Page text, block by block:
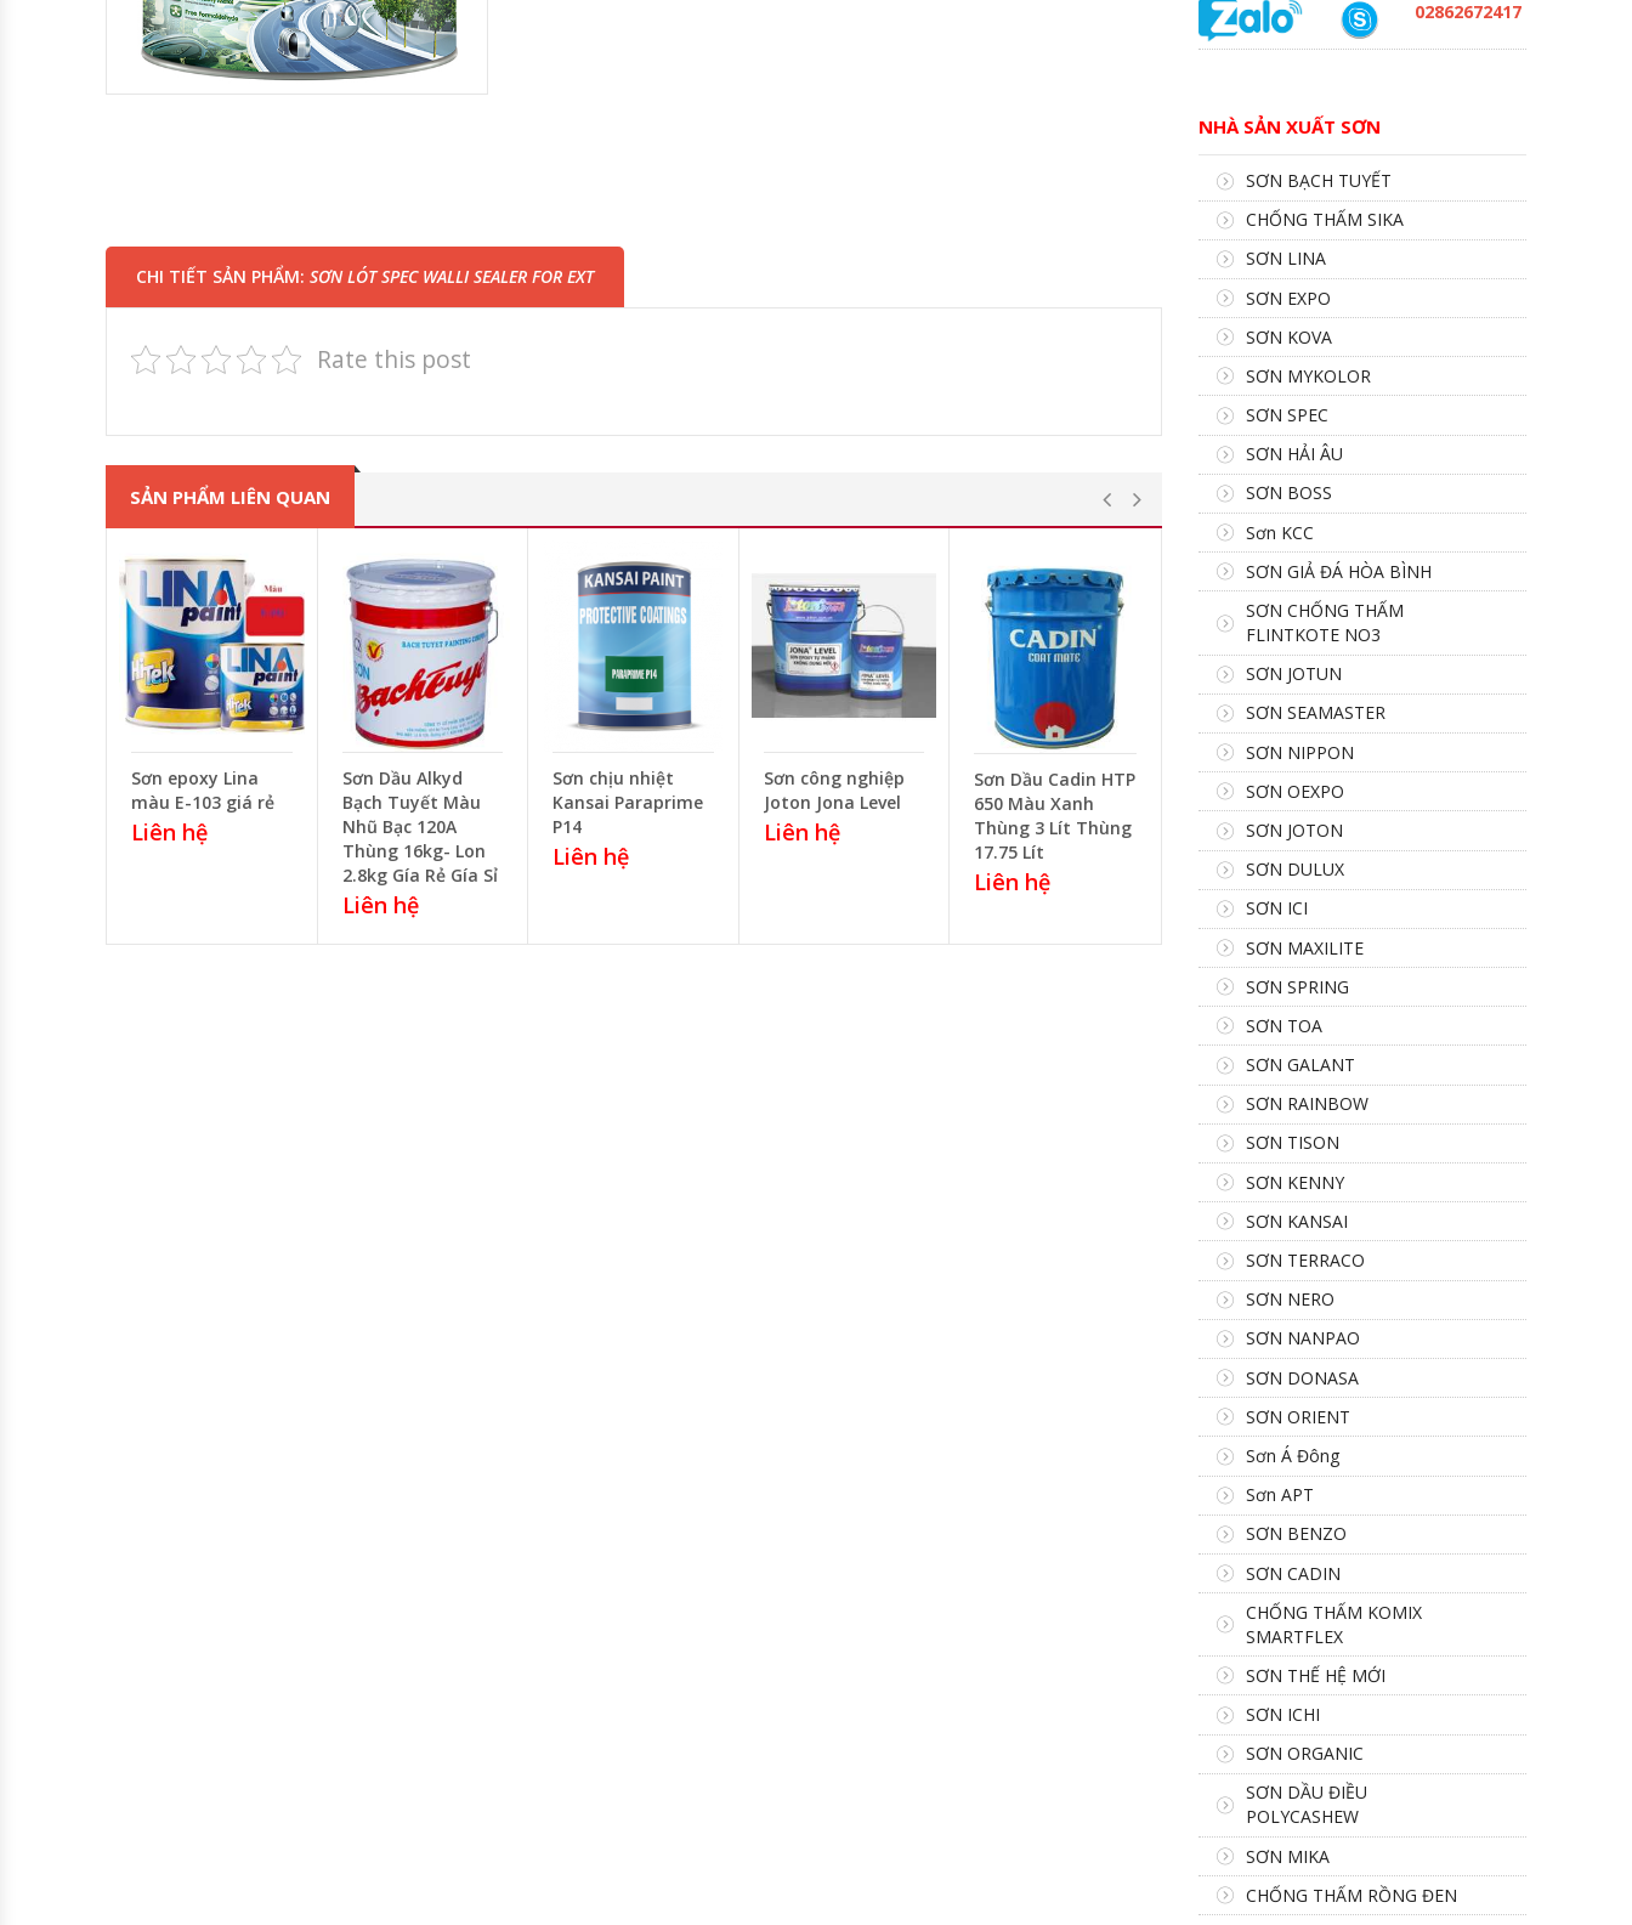
CHI TIẾT SẢN PHẨM: SƠN LÓT SPEC WALLI SEALER FOR EXT
Rate this post
SẢN PHẨM LIÊN QUAN
Sơn epoxy Lina
màu E-103 giá rẻ
Liên hệ
Sơn Dầu Alkyd
Bạch Tuyết Màu
Nhũ Bạc 120A
Thùng 16kg- Lon
2.8kg Gía Rẻ Gía Sỉ
Liên hệ
Sơn chịu nhiệt
Kansai Paraprime
P14
Liên hệ
Sơn công nghiệp
Joton Jona Level
Liên hệ
Sơn Dầu Cadin HTP
650 Màu Xanh
Thùng 3 Lít Thùng
17.75 Lít
Liên hệ
02862672417
NHÀ SẢN XUẤT SƠN
SƠN BẠCH TUYẾT
CHỐNG THẤM SIKA
SƠN LINA
SƠN EXPO
SƠN KOVA
SƠN MYKOLOR
SƠN SPEC
SƠN HẢI ÂU
SƠN BOSS
Sơn KCC
SƠN GIẢ ĐÁ HÒA BÌNH
SƠN CHỐNG THẤM
FLINTKOTE NO3
SƠN JOTUN
SƠN SEAMASTER
SƠN NIPPON
SƠN OEXPO
SƠN JOTON
SƠN DULUX
SƠN ICI
SƠN MAXILITE
SƠN SPRING
SƠN TOA
SƠN GALANT
SƠN RAINBOW
SƠN TISON
SƠN KENNY
SƠN KANSAI
SƠN TERRACO
SƠN NERO
SƠN NANPAO
SƠN DONASA
SƠN ORIENT
Sơn Á Đông
Sơn APT
SƠN BENZO
SƠN CADIN
CHỐNG THẤM KOMIX
SMARTFLEX
SƠN THẾ HỆ MỚI
SƠN ICHI
SƠN ORGANIC
SƠN DẦU ĐIỀU
POLYCASHEW
SƠN MIKA
CHỐNG THẤM RỒNG ĐEN